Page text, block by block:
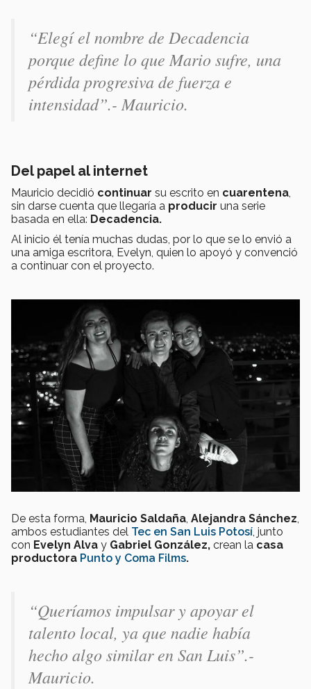
“Elegí el nombre de Decadencia
porque define lo que Mario sufre, una
pérdida progresiva de fuerza e
intensidad”.- Mauricio.
Del papel al internet
Mauricio decidió continuar su escrito en cuarentena
sin darse cuenta que llegaría a producir una serie
basada en ella: Decadencia.
Al inicio él tenía muchas dudas, por lo que se lo envió a
una amiga escritora, Evelyn, quien lo apoyó y convenció
a continuar con el proyecto.
De esta forma, Mauricio Saldaña, Alejandra Sánchez,
ambos estudiantes del Tec en San Luis Potosí, junto
con Evelyn Alva y Gabriel González, crean la casa
productora Punto y Coma Films.
“Queríamos impulsar y apoyar el
talento local, ya que nadie había
hecho algo similar en San Luis”.-
Mauricio.